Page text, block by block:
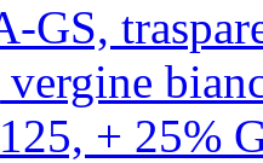
GS,
+ 25%